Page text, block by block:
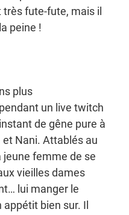
très fute-fute, mais il
peine !
plus
un live twitch
de gêne pure à
et Nani. Attablés au
jeune femme de se
vieilles dames
lui manger le
bien sur. Il